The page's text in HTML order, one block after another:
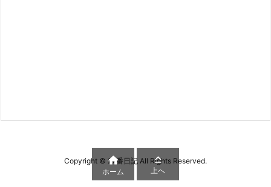
Copyright © 27番日記 All Rights Reserved.

ホーム

上へ